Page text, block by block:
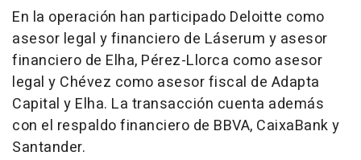
En la operación han participado Deloitte como
asesor legal y financiero de Láserum y asesor
financiero de Elha, Pérez-Llorca como asesor
legal y Chévez como asesor fiscal de Adapta
Capital y Elha. La transacción cuenta además
con el respaldo financiero de BBVA, CaixaBank y
Santander.